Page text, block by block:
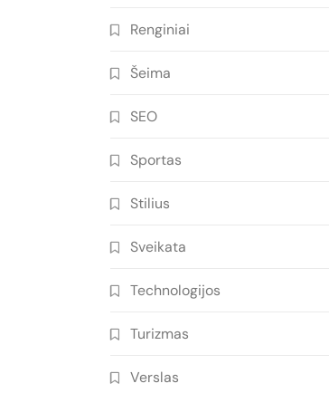
Renginiai
Šeima
SEO
Sportas
Stilius
Sveikata
Technologijos
Turizmas
Verslas